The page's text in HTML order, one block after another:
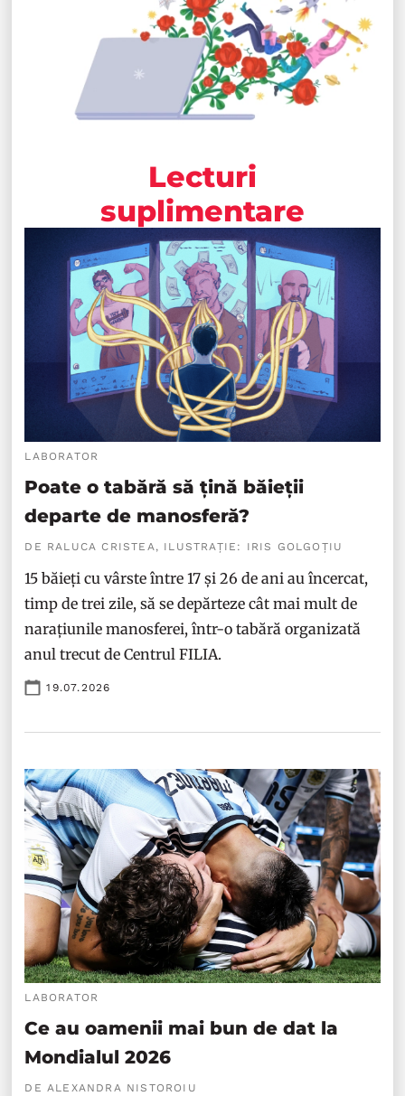
Lecturi
suplimentare
LABORATOR
Poate o tabără să țină băieții
departe de manosferă?
DE RALUCA CRISTEA, ILUSTRAȚIE: IRIS GOLGOȚIU
15 băieți cu vârste între 17 și 26 de ani au încercat,
timp de trei zile, să se depărteze cât mai mult de
narațiunile manosferei, într-o tabără organizată
anul trecut de Centrul FILIA.
19.07.2026
LABORATOR
Ce au oamenii mai bun de dat la
Mondialul 2026
DE ALEXANDRA NISTOROIU